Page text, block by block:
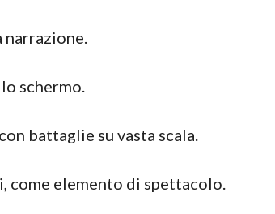
narrazione.
schermo.
battaglie su vasta scala.
come elemento di spettacolo.